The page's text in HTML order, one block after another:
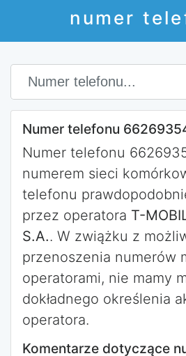
numer
Numer telefonu
Numer telefonu
numerem sieci
telefonu
przez operatora T-
S.A.. W zwiążku z
przenoszenia numerów
operatorami, nie mamy
dokładnego określenia
operatora.
Komentarze dotyczące